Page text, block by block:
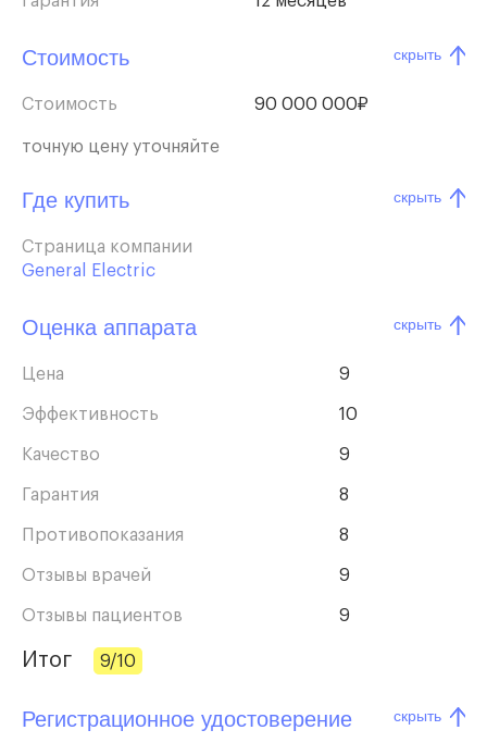
Стоимость скрыть
Стоимость 90 000 000₽
точную цену уточняйте
Где купить скрыть
Страница компании
General Electric
Оценка аппарата скрыть
Цена 9
Эффективность 10
Качество 9
Гарантия 8
Противопоказания 8
Отзывы врачей 9
Отзывы пациентов 9
Итог 9/10
Регистрационное удостоверение скрыть